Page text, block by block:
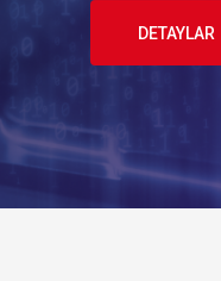
DETAYLAR